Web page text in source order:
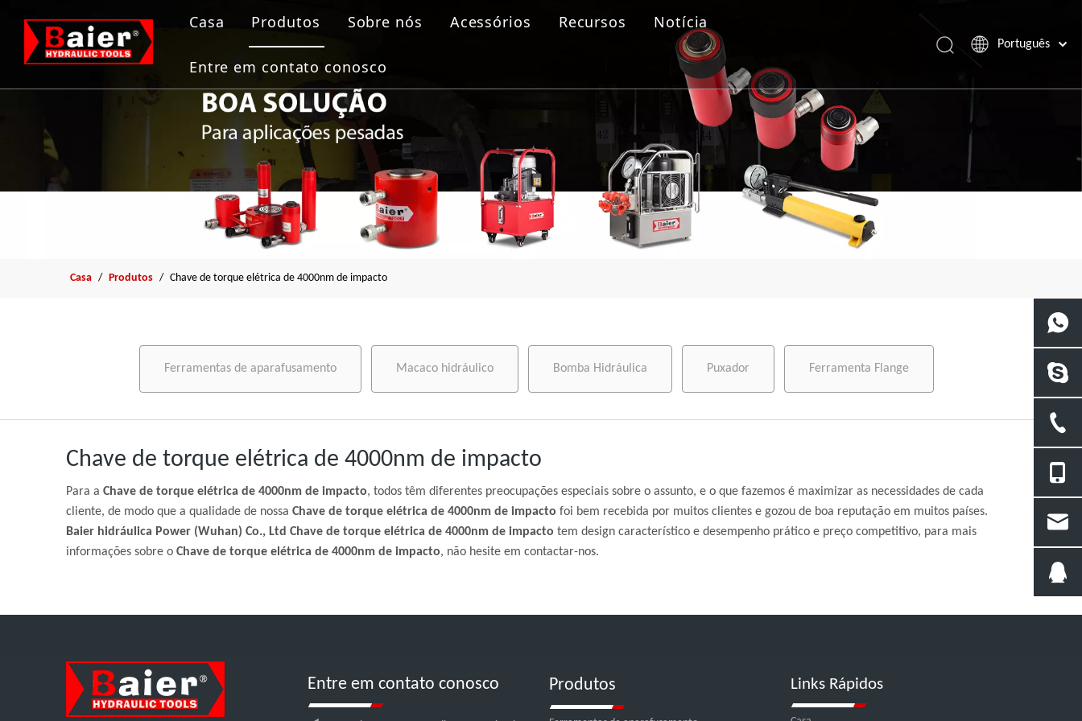
Casa Produtos
Ferramentas de aparafusamento
Macaco hidráulico
Bomba Hidráulica
Puxador
Ferramenta Flange
Sobre nós Acessórios Recursos Notícia
Entre em contato conosco
Português
Pусский
Casa / Produtos / Chave de torque elétrica de 4000nm de impacto
Ferramentas de aparafusamento Macaco hidráulico Bomba Hidráulica Puxador Ferramenta Flange
Chave de torque elétrica de 4000nm de impacto
Para a Chave de torque elétrica de 4000nm de impacto, todos têm diferentes preocupações especiais sobre o assunto, e o que fazemos é maximizar as necessidades de cada
cliente, de modo que a qualidade de nossa Chave de torque elétrica de 4000nm de impacto foi bem recebida por muitos clientes e gozou de boa reputação em muitos países.
Baier hidráulica Power (Wuhan) Co., Ltd Chave de torque elétrica de 4000nm de impacto tem design característico e desempenho prático e preço competitivo, para mais
informações sobre o Chave de torque elétrica de 4000nm de impacto, não hesite em contactar-nos.
Entre em contato conosco Produtos Links Rápidos